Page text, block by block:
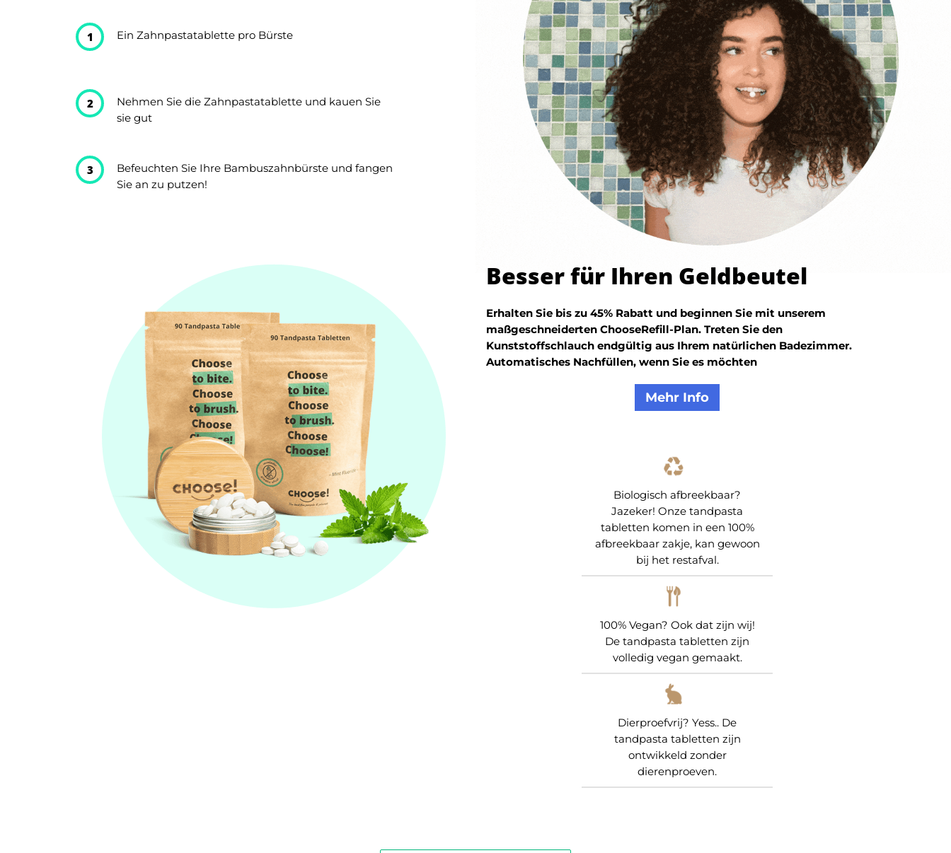
1 Ein Zahnpastatablette pro Bürste
2
Nehmen Sie die Zahnpastatablette und kauen Sie
sie gut
3
Befeuchten Sie Ihre Bambuszahnbürste und fangen
Sie an zu putzen!
Besser für Ihren Geldbeutel
Erhalten Sie bis zu 45% Rabatt und beginnen Sie mit unserem
maßgeschneiderten ChooseRefill-Plan. Treten Sie den
Kunststoffschlauch endgültig aus Ihrem natürlichen Badezimmer.
Automatisches Nachfüllen, wenn Sie es möchten
Mehr Info
Biologisch afbreekbaar?
Jazeker! Onze tandpasta
tabletten komen in een 100%
afbreekbaar zakje, kan gewoon
bij het restafval.
100% Vegan? Ook dat zijn wij!
De tandpasta tabletten zijn
volledig vegan gemaakt.
Dierproefvrij? Yess.. De
tandpasta tabletten zijn
ontwikkeld zonder
dierenproeven.